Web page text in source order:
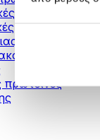
Φυτικές
Φυτικές
πρωτεΐνες